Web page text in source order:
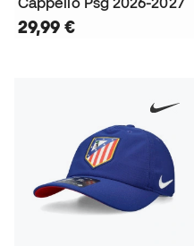
29,99 €